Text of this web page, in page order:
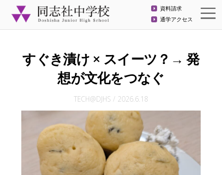
資料請求
通学アクセス
すぐき漬け × スイーツ？→ 発
想が文化をつなぐ
TECH@DJHS / 2026.6.18